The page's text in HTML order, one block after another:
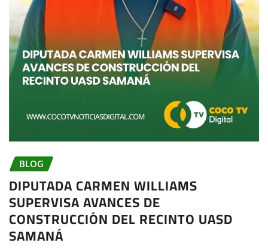
BLOG
DIPUTADA CARMEN WILLIAMS
SUPERVISA AVANCES DE
CONSTRUCCIÓN DEL RECINTO UASD
SAMANÁ